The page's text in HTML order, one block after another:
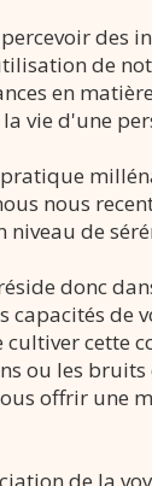
des
de
en
vie d'une
nous
de
donc
de
cette
ou les
offrir une